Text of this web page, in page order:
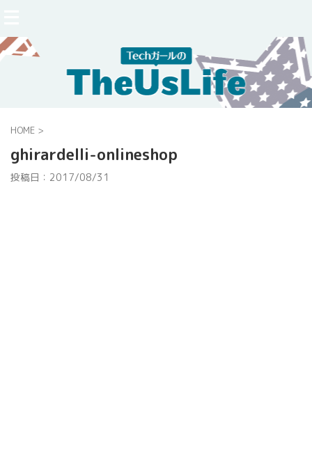
HOME >
ghirardelli-onlineshop
投稿日： 2017/08/31